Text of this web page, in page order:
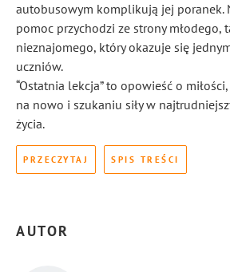
autobusowym komplikują jej poranek.
pomoc przychodzi ze strony młodego,
nieznajomego, który okazuje się
uczniów.
“Ostatnia lekcja” to opowieść o
na nowo i szukaniu siły w
życia.
PRZECZYTAJ SPIS TREŚCI
AUTOR